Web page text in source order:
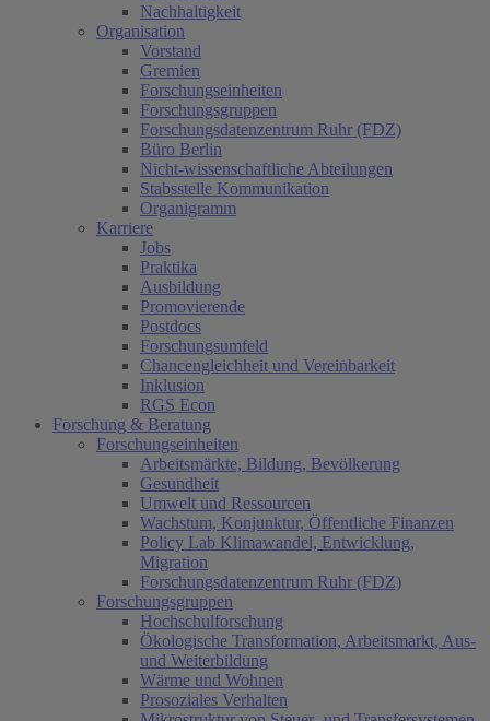
Nachhaltigkeit
Organisation
Vorstand
Gremien
Forschungseinheiten
Forschungsgruppen
Forschungsdatenzentrum Ruhr (FDZ)
Büro Berlin
Nicht-wissenschaftliche Abteilungen
Stabsstelle Kommunikation
Organigramm
Karriere
Jobs
Praktika
Ausbildung
Promovierende
Postdocs
Forschungsumfeld
Chancengleichheit und Vereinbarkeit
Inklusion
RGS Econ
Forschung & Beratung
Forschungseinheiten
Arbeitsmärkte, Bildung, Bevölkerung
Gesundheit
Umwelt und Ressourcen
Wachstum, Konjunktur, Öffentliche Finanzen
Policy Lab Klimawandel, Entwicklung,
Migration
Forschungsdatenzentrum Ruhr (FDZ)
Forschungsgruppen
Hochschulforschung
Ökologische Transformation, Arbeitsmarkt, Aus-
und Weiterbildung
Wärme und Wohnen
Prosoziales Verhalten